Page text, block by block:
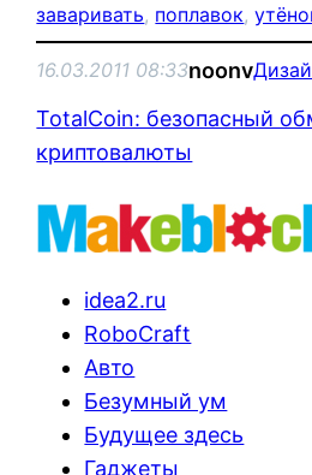
заваривать, поплавок,
16.03.2011 08:33noonv
TotalCoin: безопасный
криптовалюты
idea2.ru
RoboCraft
Авто
Безумный ум
Будущее здесь
Гаджеты